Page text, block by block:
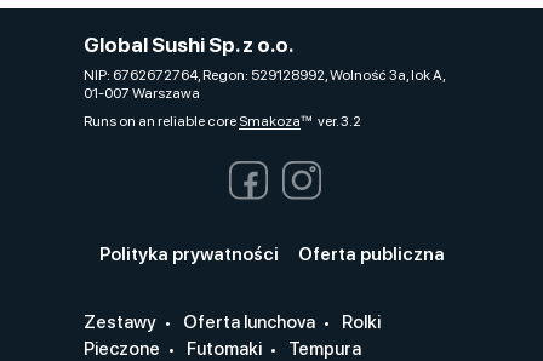
Global Sushi Sp. z o.o.
NIP: 6762672764, Regon: 529128992, Wolność 3a, lok A,
01-007 Warszawa
Runs on an reliable core Smakozaver. 3.2
Polityka prywatności Oferta publiczna
Zestawy Oferta lunchova
Rolki
Pieczone
Futomaki
Tempura